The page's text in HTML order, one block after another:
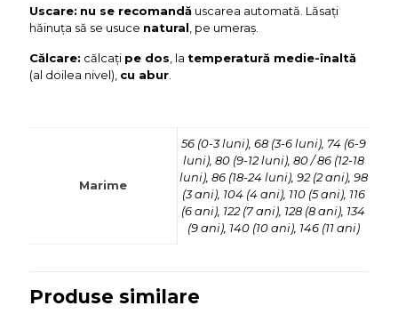
Uscare: nu se recomandă uscarea automată. Lăsați
hăinuța să se usuce natural , pe umeraș.
Călcare: călcați pe dos , la temperatură medie-înaltă
(al doilea nivel), cu abur
Marime
56 (0-3 luni), 68 (3-6 luni), 74 (6-9
luni), 80 (9-12 luni), 80 / 86 (12-18
luni), 86 (18-24 luni), 92 (2 ani), 98
(3 ani), 104 (4 ani), 110 (5 ani), 116
(6 ani) 122 (7 ani) 128 (8 ani) 134
(9 ani), 140 (10 ani), 146 (11 ani)
Produse similare